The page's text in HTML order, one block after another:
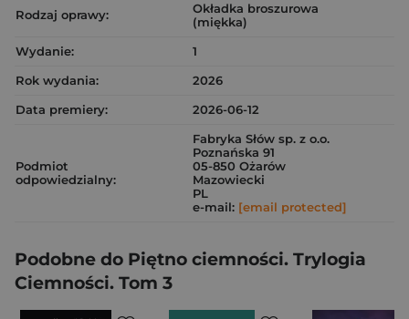
Rodzaj oprawy:
Okładka broszurowa
(miękka)
Wydanie:
1
Rok wydania:
2026
Data premiery:
2026-06-12
Podmiot
odpowiedzialny:
Fabryka Słów sp. z o.o.
Poznańska 91
05-850 Ożarów
Mazowiecki
PL
e-mail: [email protected]
Podobne do Piętno ciemności. Trylogia
Ciemności. Tom 3